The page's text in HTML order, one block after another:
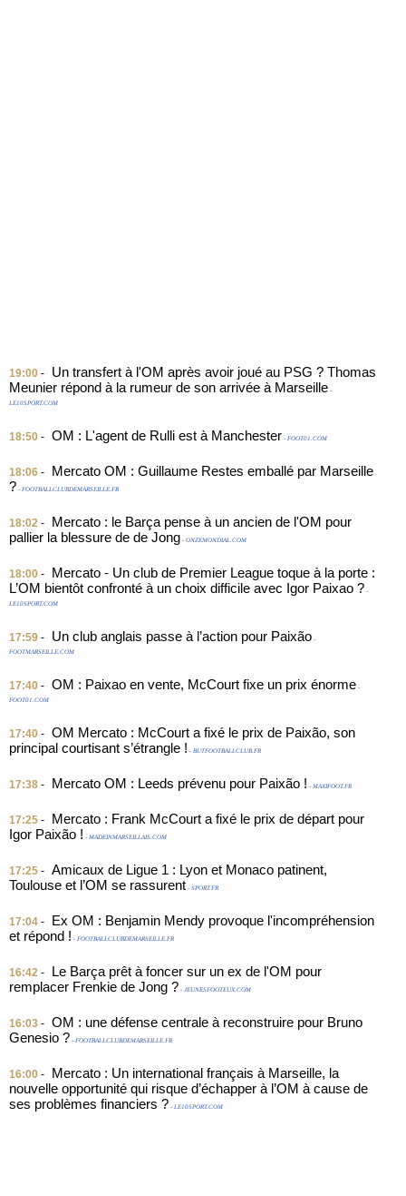
19:00 -
Un transfert à l'OM après avoir joué au PSG ? Thomas
Meunier répond à la rumeur de son arrivée à Marseille -
LE10SPORT.COM
18:50 - OM : L'agent de Rulli est à Manchester - FOOT01.COM
18:06 -
Mercato OM : Guillaume Restes emballé par Marseille
? - FOOTBALLCLUBDEMARSEILLE.FR
18:02 -
Mercato : le Barça pense à un ancien de l'OM pour
pallier la blessure de de Jong - ONZEMONDIAL.COM
18:00 -
Mercato - Un club de Premier League toque à la porte :
L’OM bientôt confronté à un choix difficile avec Igor Paixao ? -
LE10SPORT.COM
17:59 - Un club anglais passe à l’action pour Paixão -
FOOTMARSEILLE.COM
17:40 - OM : Paixao en vente, McCourt fixe un prix énorme -
FOOT01.COM
17:40 - OM Mercato : McCourt a fixé le prix de Paixão, son
principal courtisant s’étrangle ! - BUTFOOTBALLCLUB.FR
17:38 - Mercato OM : Leeds prévenu pour Paixão ! - MAXIFOOT.FR
17:25 -
Mercato : Frank McCourt a fixé le prix de départ pour
Igor Paixão ! - MADEINMARSEILLAIS.COM
17:25 - Amicaux de Ligue 1 : Lyon et Monaco patinent,
Toulouse et l’OM se rassurent - SPORT.FR
17:04 -
Ex OM : Benjamin Mendy provoque l'incompréhension
et répond ! - FOOTBALLCLUBDEMARSEILLE.FR
16:42 -
Le Barça prêt à foncer sur un ex de l'OM pour
remplacer Frenkie de Jong ? - JEUNESFOOTEUX.COM
16:03 - OM : une défense centrale à reconstruire pour Bruno
Genesio ? - FOOTBALLCLUBDEMARSEILLE.FR
16:00 -
Mercato : Un international français à Marseille, la
nouvelle opportunité qui risque d’échapper à l’OM à cause de
ses problèmes financiers ? - LE10SPORT.COM